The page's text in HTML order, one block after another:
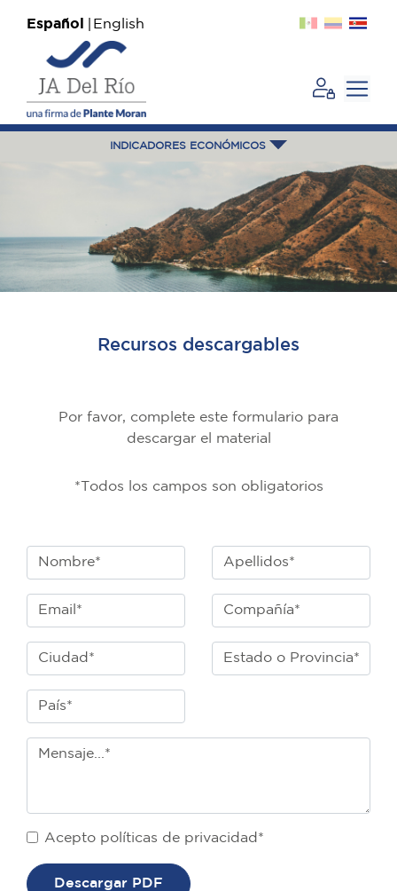
Español English
INDICADORES ECONÓMICOS
Recursos descargables
Por favor, complete este formulario para
descargar el material
*Todos los campos son obligatorios
Acepto políticas de privacidad*
Descargar PDF